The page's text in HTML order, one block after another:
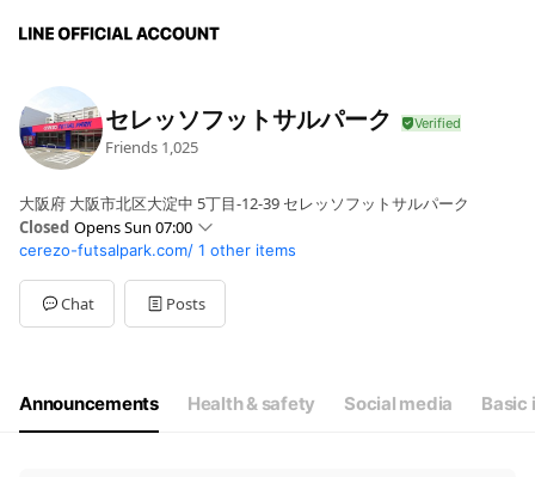
セレッソフットサルパーク
Friends 1,025
大阪府 大阪市北区大淀中 5丁目-12-39 セレッソフットサルパーク
Closed Opens Sun 07:00
Sun07:00 - 22:00
Mon09:00 - 22:00
Tue09:00 - 22:00
Wed09:00 - 22:00
※コート予約状況に応じて、営業時間が変更の場合がございます。
cerezo-futsalpark.com/ 1 other items
Chat Posts
Announcements Health & safety Social media Basic